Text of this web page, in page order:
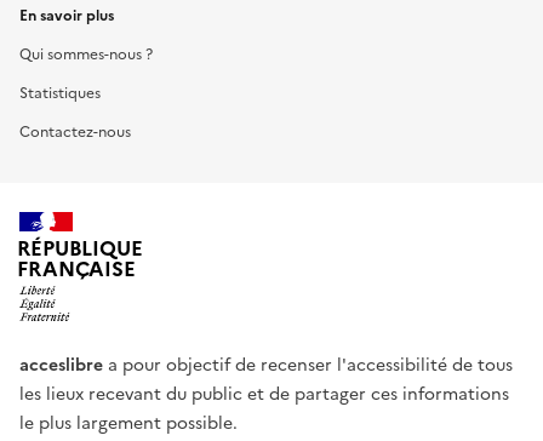
En savoir plus
Qui sommes-nous ?
Statistiques
Contactez-nous
RÉPUBLIQUE
FRANÇAISE
acceslibre a pour objectif de recenser l'accessibilité de tous
les lieux recevant du public et de partager ces informations
le plus largement possible.